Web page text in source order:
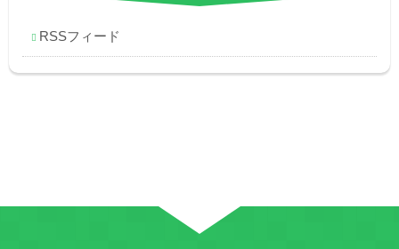
RSSフィード